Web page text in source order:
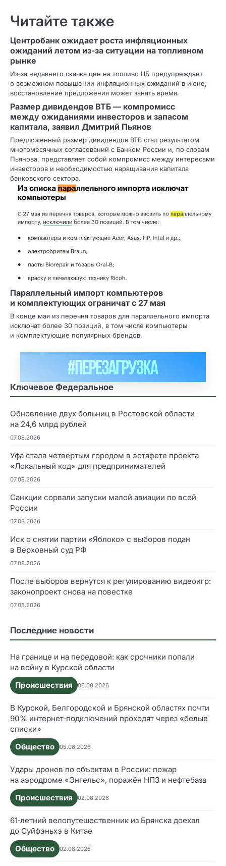
Читайте также
Центробанк ожидает роста инфляционных
ожиданий летом из‑за ситуации на топливном
рынке
Из‑за недавнего скачка цен на топливо ЦБ предупреждает
о возможном повышении инфляционных ожиданий в июне;
восстановление предложения может занять время.
Размер дивидендов ВТБ — компромисс
между ожиданиями инвесторов и запасом
капитала, заявил Дмитрий Пьянов
Предложенный размер дивидендов ВТБ стал результатом
многомесячных согласований с Банком России и, по словам
Пьянова, представляет собой компромисс между интересами
инвесторов и необходимостью наращивания капитала
банковского сектора.
Параллельный импорт компьютеров
и комплектующих ограничат с 27 мая
В конце мая из перечня товаров для параллельного импорта
исключат более 30 позиций, в том числе компьютеры
и комплектующие популярных брендов.
Ключевое Федеральное
Обновление двух больниц в Ростовской области
на 24,6 млрд рублей
07.08.2026
Уфа стала четвертым городом в эстафете проекта
«Локальный код» для предпринимателей
07.08.2026
Санкции сорвали запуски малой авиации по всей
России
07.08.2026
Иск о снятии партии «Яблоко» с выборов подан
в Верховный суд РФ
07.08.2026
После выборов вернутся к регулированию видеоигр:
законопроект снова на повестке
07.08.2026
Последние новости
На границе и на передовой: как срочники попали
на войну в Курской области
Происшествия
06.08.2026
В Курской, Белгородской и Брянской областях почти
90% интернет‑подключений проходят через «белые
списки»
Общество
05.08.2026
Удары дронов по объектам в России: пожар
на аэродроме «Энгельс», поражён НПЗ и нефтебаза
Происшествия
02.08.2026
61‑летний велопутешественник из Брянска доехал
до Суйфэньхэ в Китае
Общество
02.08.2026